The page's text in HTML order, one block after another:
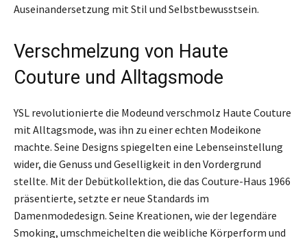
Auseinandersetzung mit Stil und Selbstbewusstsein.
Verschmelzung von Haute
Couture und Alltagsmode
YSL revolutionierte die Modeund verschmolz Haute Couture
mit Alltagsmode, was ihn zu einer echten Modeikone
machte. Seine Designs spiegelten eine Lebenseinstellung
wider, die Genuss und Geselligkeit in den Vordergrund
stellte. Mit der Debütkollektion, die das Couture-Haus 1966
präsentierte, setzte er neue Standards im
Damenmodedesign. Seine Kreationen, wie der legendäre
Smoking, umschmeichelten die weibliche Körperform und